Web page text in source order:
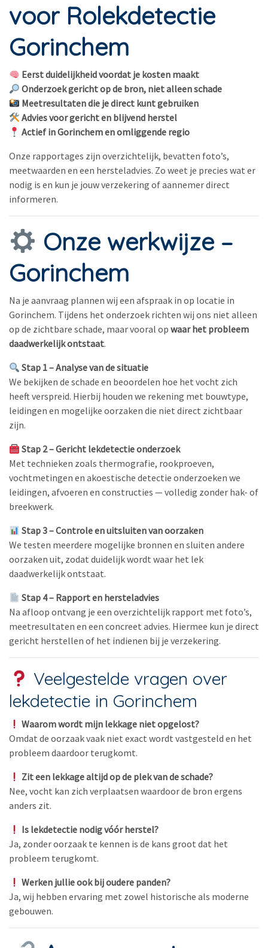
voor Rolekdetectie
Gorinchem
Eerst duidelijkheid voordat je kosten maakt
Onderzoek gericht op de bron, niet alleen schade
Meetresultaten die je direct kunt gebruiken
Advies voor gericht en blijvend herstel
Actief in Gorinchem en omliggende regio
Onze rapportages zijn overzichtelijk, bevatten foto’s,
meetwaarden en een hersteladvies. Zo weet je precies wat er
nodig is en kun je jouw verzekering of aannemer direct
informeren.
Onze werkwijze –
Gorinchem
Na je aanvraag plannen wij een afspraak in op locatie in
Gorinchem. Tijdens het onderzoek richten wij ons niet alleen
op de zichtbare schade, maar vooral op waar het probleem
daadwerkelijk ontstaat.
Stap 1 – Analyse van de situatie
We bekijken de schade en beoordelen hoe het vocht zich
heeft verspreid. Hierbij houden we rekening met bouwtype,
leidingen en mogelijke oorzaken die niet direct zichtbaar
zijn.
Stap 2 – Gericht lekdetectie onderzoek
Met technieken zoals thermografie, rookproeven,
vochtmetingen en akoestische detectie onderzoeken we
leidingen, afvoeren en constructies — volledig zonder hak- of
breekwerk.
Stap 3 – Controle en uitsluiten van oorzaken
We testen meerdere mogelijke bronnen en sluiten andere
oorzaken uit, zodat duidelijk wordt waar het lek
daadwerkelijk ontstaat.
Stap 4 – Rapport en hersteladvies
Na afloop ontvang je een overzichtelijk rapport met foto’s,
meetresultaten en een concreet advies. Hiermee kun je direct
gericht herstellen of het indienen bij je verzekering.
Veelgestelde vragen over
lekdetectie in Gorinchem
Waarom wordt mijn lekkage niet opgelost?
Omdat de oorzaak vaak niet exact wordt vastgesteld en het
probleem daardoor terugkomt.
Zit een lekkage altijd op de plek van de schade?
Nee, vocht kan zich verplaatsen waardoor de bron ergens
anders zit.
Is lekdetectie nodig vóór herstel?
Ja, zonder oorzaak te kennen is de kans groot dat het
probleem terugkomt.
Werken jullie ook bij oudere panden?
Ja, wij hebben ervaring met zowel historische als moderne
gebouwen.